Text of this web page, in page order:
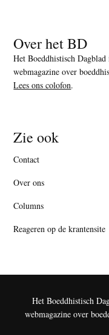
Over het BD
Het Boeddhistisch
webmagazine over
Lees ons colofon.
Zie ook
Contact
Over ons
Columns
Reageren op de krantensite
Het Boeddhistisch
webmagazine over